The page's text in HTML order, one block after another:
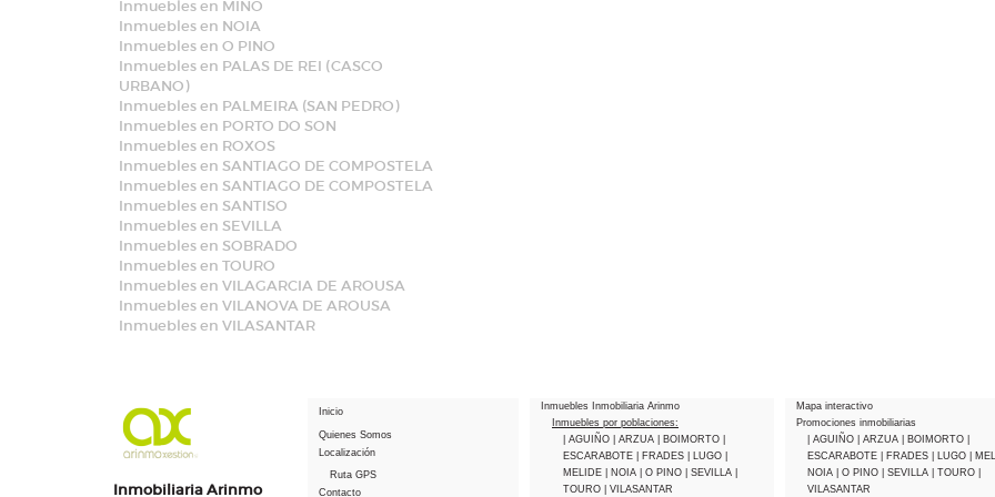
Inmuebles en MIÑO
Inmuebles en NOIA
Inmuebles en O PINO
Inmuebles en PALAS DE REI (CASCO
URBANO)
Inmuebles en PALMEIRA (SAN PEDRO)
Inmuebles en PORTO DO SON
Inmuebles en ROXOS
Inmuebles en SANTIAGO DE COMPOSTELA
Inmuebles en SANTIAGO DE COMPOSTELA
Inmuebles en SANTISO
Inmuebles en SEVILLA
Inmuebles en SOBRADO
Inmuebles en TOURO
Inmuebles en VILAGARCIA DE AROUSA
Inmuebles en VILANOVA DE AROUSA
Inmuebles en VILASANTAR
Inmobiliaria Arinmo
Inicio
Quienes Somos
Localización
Ruta GPS
Contacto
Inmuebles Inmobiliaria Arinmo
Inmuebles por poblaciones:
| AGUIÑO
| ARZUA | BOIMORTO
ESCARABOTE
| FRADES | LUGO
MELIDE
| NOIA | O PINO | SEVILLA
TOURO
| VILASANTAR
Mapa interactivo
Promociones inmobiliarias
| AGUIÑO
| ARZUA | BOIMORTO
ESCARABOTE
| FRADES | LUGO |
NOIA
| O PINO | SEVILLA | TOURO
VILASANTAR